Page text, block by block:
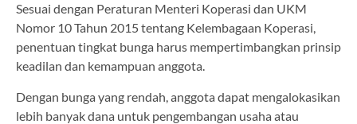
Sesuai dengan Peraturan Menteri Koperasi dan UKM
Nomor 10 Tahun 2015 tentang Kelembagaan Koperasi,
penentuan tingkat bunga harus mempertimbangkan prinsip
keadilan dan kemampuan anggota.
Dengan bunga yang rendah, anggota dapat mengalokasikan
lebih banyak dana untuk pengembangan usaha atau